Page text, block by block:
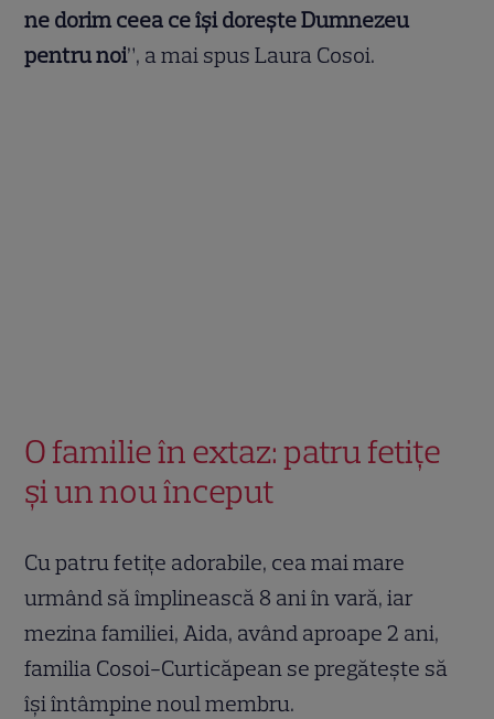
ne dorim ceea ce își dorește Dumnezeu
pentru noi”, a mai spus Laura Cosoi.
O familie în extaz: patru fetițe
și un nou început
Cu patru fetițe adorabile, cea mai mare
urmând să împlinească 8 ani în vară, iar
mezina familiei, Aida, având aproape 2 ani,
familia Cosoi-Curticăpean se pregătește să
își întâmpine noul membru.